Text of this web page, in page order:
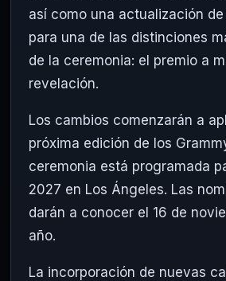
así como una actualización
para una de las distinciones
de la ceremonia: el premio a
revelación.
Los cambios comenzarán a
próxima edición de los
ceremonia está programada
2027 en Los Ángeles. Las
darán a conocer el 16 de
año.
La incorporación de nuevas